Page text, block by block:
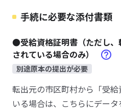
手続に必要な添付書類
●受給資格証明書（ただし
されている場合のみ）
別途原本の提出が必要
転出元の市区町村から「受
いる場合は、こちらにデータ